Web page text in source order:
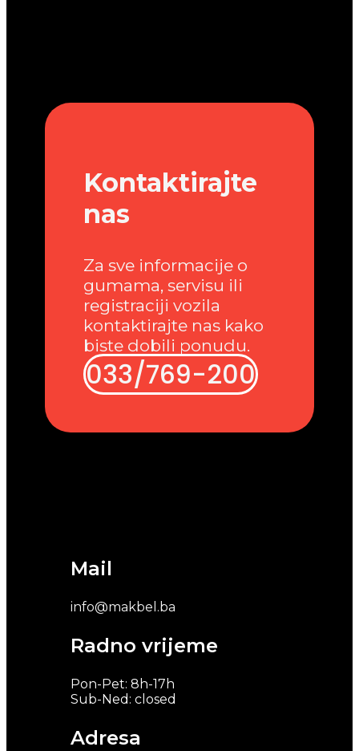
Mail
info@makbel.ba
Radno vrijeme
Pon-Pet: 8h-17h
Sub-Ned: closed
Adresa
Kontaktirajte
nas
Za sve informacije o
gumama, servisu ili
registraciji vozila
kontaktirajte nas kako
biste dobili ponudu.
033/769-200